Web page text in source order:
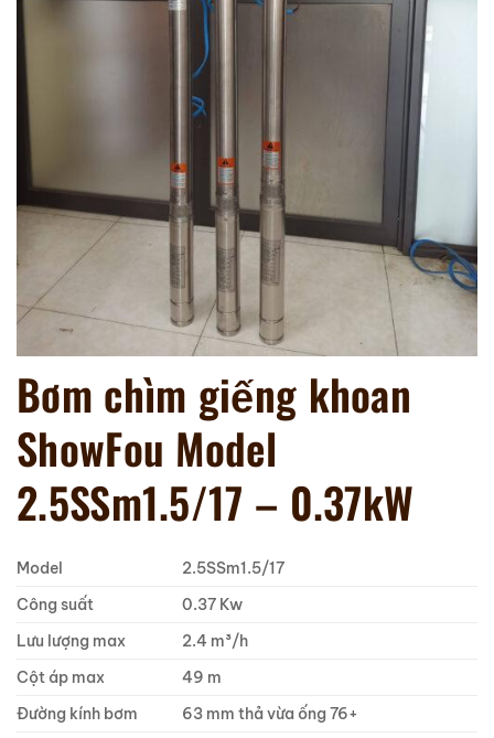
Bơm chìm giếng khoan
ShowFou Model
2.5SSm1.5/17 – 0.37kW
Model
2.5SSm1.5/17
Công suất
0.37 Kw
Lưu lượng max
2.4 m³/h
Cột áp max
49 m
Đường kính bơm
63 mm thả vừa ống 76+